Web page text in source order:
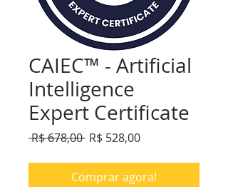
CAIEC™ - Artificial
Intelligence
Expert Certificate
R$ 678,00 Preço
R$ 528,00Preço
Comprar agora!